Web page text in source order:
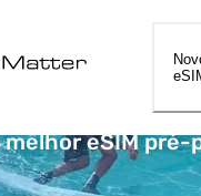
eSIM pré-